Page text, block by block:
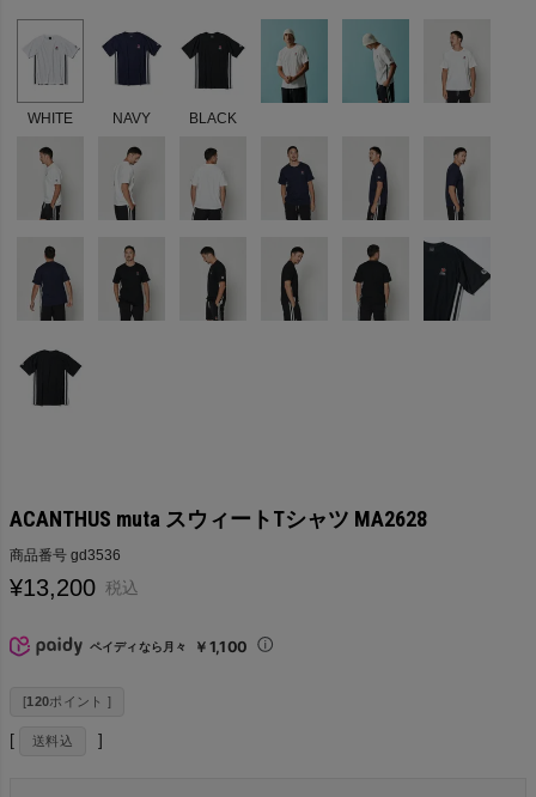
WHITE NAVY BLACK
ACANTHUS muta スウィートTシャツ MA2628
商品番号 gd3536
¥13,200 税込
ペイディなら月々 ￥1,100
[120ポイント ]
送料込